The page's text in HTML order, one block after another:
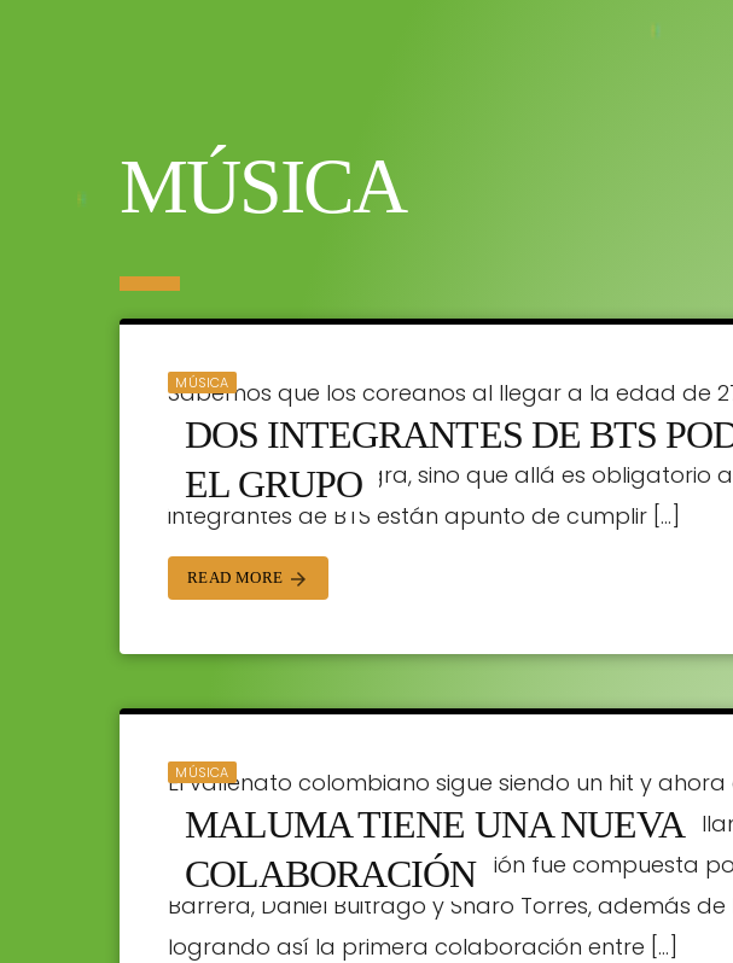
MÚSICA
MÚSICA
DOS INTEGRANTES DE BTS
EL GRUPO
Sabemos que los coreanos al llegar a la edad de
con su servicio militar, y no es como aquí en
blanca o bolita negra, sino que allá es obligatorio
integrantes de BTS están apunto de cumplir […]
READ MORE arrow_forward
MÚSICA
MALUMA TIENE UNA NUEVA
COLABORACIÓN
ORTRADIO | 28/01/2019
El vallenato colombiano sigue siendo un hit y
colaboración de Maluma con Silvestre Dangond
no pararás de bailar. La canción fue compuesta
Barrera, Daniel Buitrago y Sharo Torres, además de
logrando así la primera colaboración entre […]